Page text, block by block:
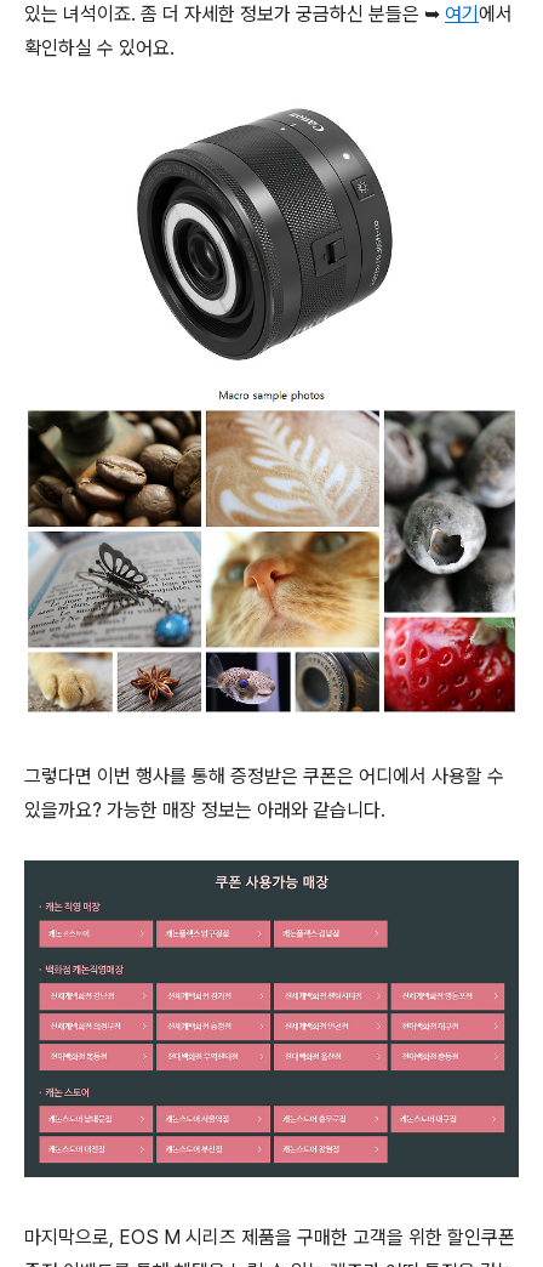
있는 녀석이죠. 좀 더 자세한 정보가 궁금하신 분들은 ➥ 여기에서
확인하실 수 있어요.
그렇다면 이번 행사를 통해 증정받은 쿠폰은 어디에서 사용할 수
있을까요? 가능한 매장 정보는 아래와 같습니다.
마지막으로, EOS M 시리즈 제품을 구매한 고객을 위한 할인쿠폰